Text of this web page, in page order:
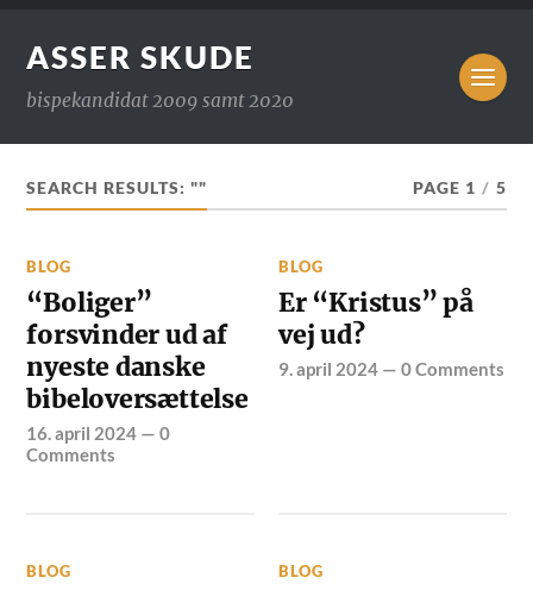
ASSER SKUDE
bispekandidat 2009 samt 2020
SEARCH RESULTS: "" PAGE 1 / 5
BLOG
“Boliger”
forsvinder ud af
nyeste danske
bibeloversættelse
16. april 2024 —0
Comments
BLOG
Er “Kristus” på
vej ud?
9. april 2024 —0 Comments
BLOG BLOG